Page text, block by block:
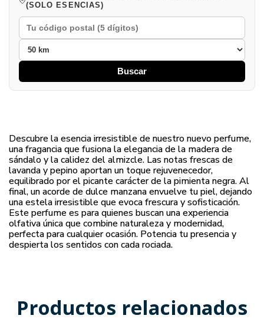
(SOLO ESENCIAS)
Buscar
Descubre la esencia irresistible de nuestro nuevo perfume,
una fragancia que fusiona la elegancia de la madera de
sándalo y la calidez del almizcle. Las notas frescas de
lavanda y pepino aportan un toque rejuvenecedor,
equilibrado por el picante carácter de la pimienta negra. Al
final, un acorde de dulce manzana envuelve tu piel, dejando
una estela irresistible que evoca frescura y sofisticación.
Este perfume es para quienes buscan una experiencia
olfativa única que combine naturaleza y modernidad,
perfecta para cualquier ocasión. Potencia tu presencia y
despierta los sentidos con cada rociada.
Productos relacionados